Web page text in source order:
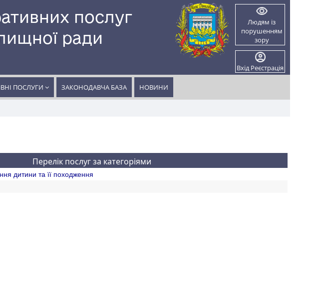
послуг
ради
Людям із
порушенням
зору
Вхід Реєстрація
ПОСЛУГИ ЗАКОНОДАВЧА БАЗА НОВИНИ
Перелік послуг за категоріями
дитини та її походження